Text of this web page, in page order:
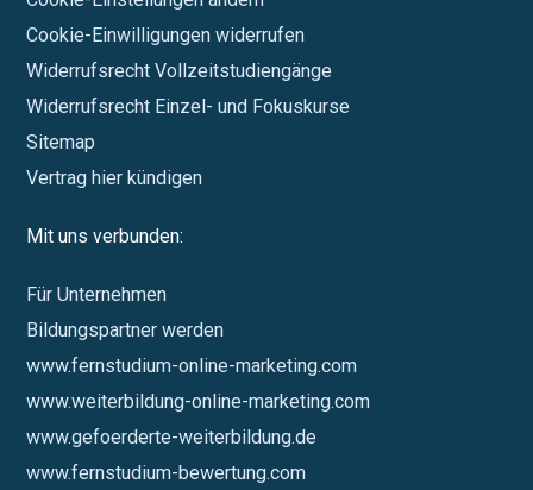
Cookie-Einwilligungen widerrufen
Widerrufsrecht Vollzeitstudiengänge
Widerrufsrecht Einzel- und Fokuskurse
Sitemap
Vertrag hier kündigen
Mit uns verbunden:
Für Unternehmen
Bildungspartner werden
www.fernstudium-online-marketing.com
www.weiterbildung-online-marketing.com
www.gefoerderte-weiterbildung.de
www.fernstudium-bewertung.com